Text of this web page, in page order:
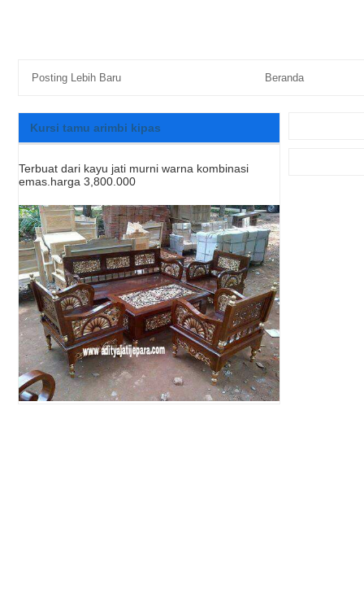
Posting Lebih Baru Beranda
Kursi tamu arimbi kipas
Terbuat dari kayu jati murni warna kombinasi
emas.harga 3,800.000